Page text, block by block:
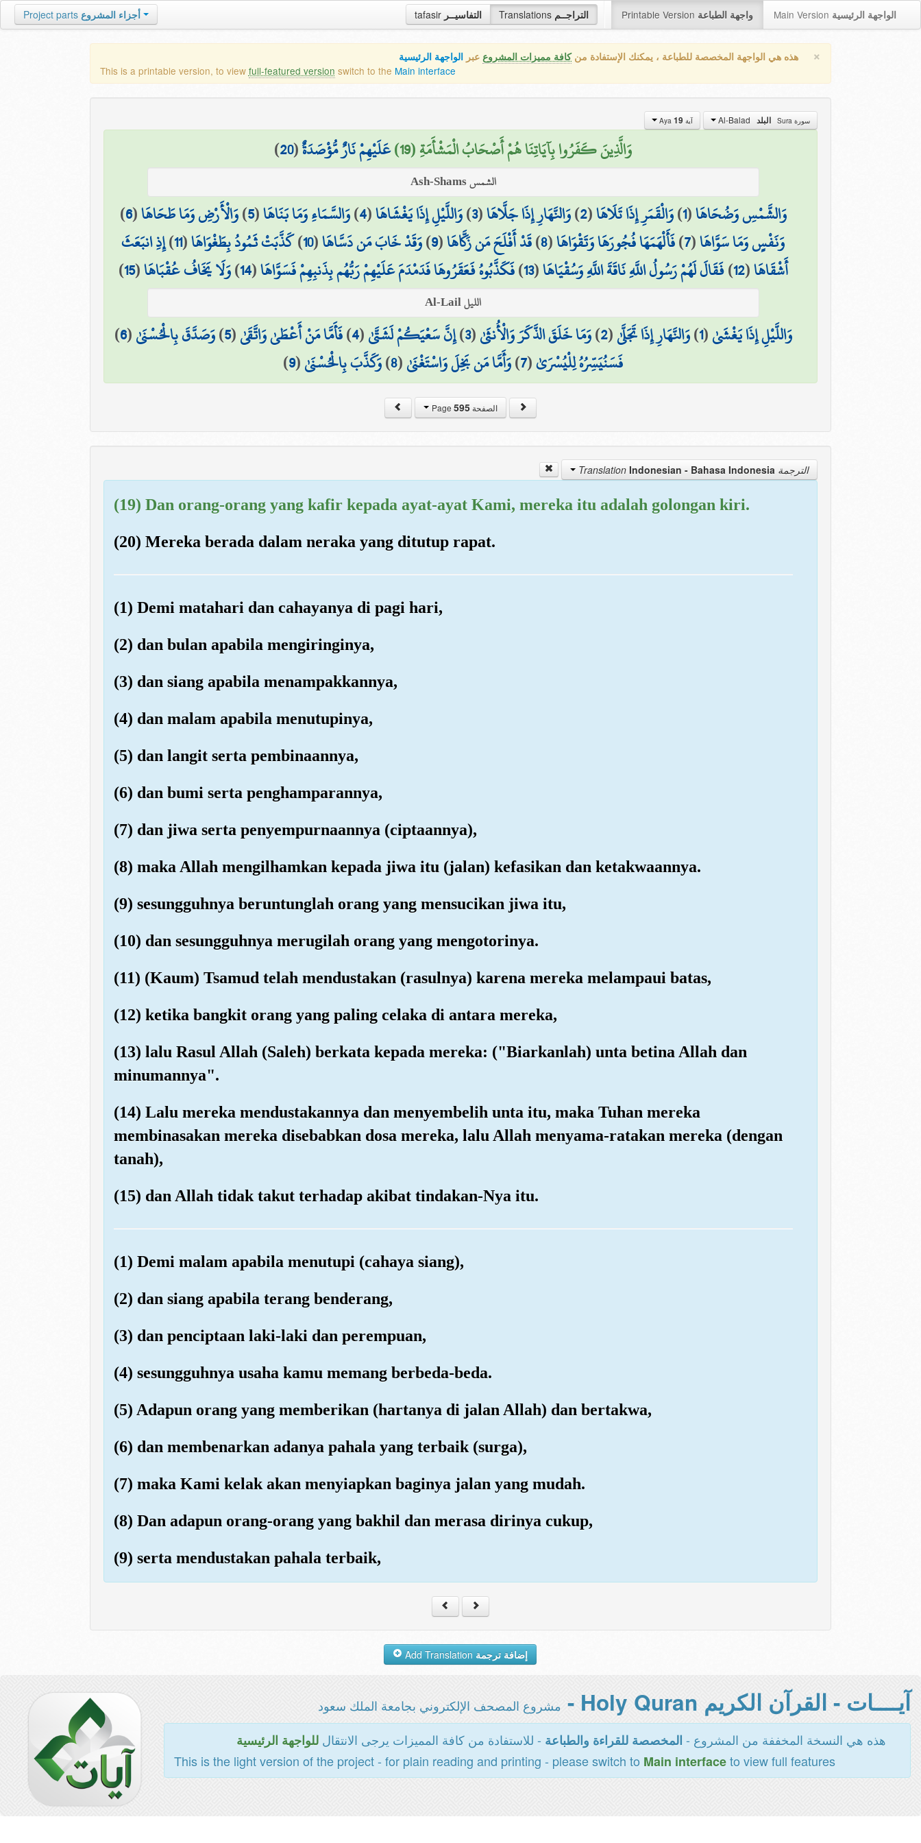
tafasir التفاسيــر Translations التراجــم Printable Version واجهة الطباعة Main Version الواجهة الرئيسية Project parts أجزاء المشروع
× هذه هي الواجهة المخصصة للطباعة ، يمكنك الإستفادة منكافة مميزات المشروع عبر الواجهة الرئيسية
This is a printable version, to view full-featured version switch to the Main interface
سورة Sura البلد آية Aya 19
وَالَّذِينَ كَفَرُوا بِآيَاتِنَا هُمْ أَصْحَابُ الْمَشْأَمَةِ (19) عَلَيْهِمْ نَارٌ مُّؤْصَدَةٌ(
20
)
الشمس Ash-Shams
وَالشَّمْسِ وَضُحَاهَا(
1
)وَالْقَمَرِ إِذَا تَلَاهَا(
2
)وَالنَّهَارِ إِذَا جَلَّاهَا(
3
)وَاللَّيْلِ إِذَا يَغْشَاهَا(
4
)وَالسَّمَاءِ وَمَا بَنَاهَا(
5
)وَالْأَرْضِ وَمَا طَحَاهَا(
6
)
وَنَفْسٍ وَمَا سَوَّاهَا(
7
)فَأَلْهَمَهَا فُجُورَهَا وَتَقْوَاهَا(
8
)قَدْ أَفْلَحَ مَن زَكَّاهَا(
9
)وَقَدْ خَابَ مَن دَسَّاهَا(
10
)كَذَّبَتْ ثَمُودُ بِطَغْوَاهَا(
11
)إِذِ انبَعَثَ
أَشْقَاهَا(
12
)فَقَالَ لَهُمْ رَسُولُ اللَّهِ نَاقَةَ اللَّهِ وَسُقْيَاهَا(
13
)فَكَذَّبُوهُ فَعَقَرُوهَا فَدَمْدَمَ عَلَيْهِمْ رَبُّهُم بِذَنبِهِمْ فَسَوَّاهَا(
14
)وَلَا يَخَافُ عُقْبَاهَا(
15
)
الليل Al-Lail
وَاللَّيْلِ إِذَا يَغْشَىٰ(
1
)وَالنَّهَارِ إِذَا تَجَلَّىٰ(
2
)وَمَا خَلَقَ الذَّكَرَ وَالْأُنثَىٰ(
3
)إِنَّ سَعْيَكُمْ لَشَتَّىٰ(
4
)فَأَمَّا مَنْ أَعْطَىٰ وَاتَّقَىٰ(
5
)وَصَدَّقَ بِالْحُسْنَىٰ(
6
)
فَسَنُيَسِّرُهُ لِلْيُسْرَىٰ(
7
)وَأَمَّا مَن بَخِلَ وَاسْتَغْنَىٰ(
8
)وَكَذَّبَ بِالْحُسْنَىٰ(
9
)
الصفحة Page595
الترجمة Translation Indonesian - Bahasa Indonesia
(19) Dan orang-orang yang kafir kepada ayat-ayat Kami, mereka itu adalah golongan kiri.
(20) Mereka berada dalam neraka yang ditutup rapat.
(1) Demi matahari dan cahayanya di pagi hari,
(2) dan bulan apabila mengiringinya,
(3) dan siang apabila menampakkannya,
(4) dan malam apabila menutupinya,
(5) dan langit serta pembinaannya,
(6) dan bumi serta penghamparannya,
(7) dan jiwa serta penyempurnaannya (ciptaannya),
(8) maka Allah mengilhamkan kepada jiwa itu (jalan) kefasikan dan ketakwaannya.
(9) sesungguhnya beruntunglah orang yang mensucikan jiwa itu,
(10) dan sesungguhnya merugilah orang yang mengotorinya.
(11) (Kaum) Tsamud telah mendustakan (rasulnya) karena mereka melampaui batas,
(12) ketika bangkit orang yang paling celaka di antara mereka,
(13) lalu Rasul Allah (Saleh) berkata kepada mereka: ("Biarkanlah) unta betina Allah dan
minumannya".
(14) Lalu mereka mendustakannya dan menyembelih unta itu, maka Tuhan mereka
membinasakan mereka disebabkan dosa mereka, lalu Allah menyama-ratakan mereka (dengan
tanah),
(15) dan Allah tidak takut terhadap akibat tindakan-Nya itu.
(1) Demi malam apabila menutupi (cahaya siang),
(2) dan siang apabila terang benderang,
(3) dan penciptaan laki-laki dan perempuan,
(4) sesungguhnya usaha kamu memang berbeda-beda.
(5) Adapun orang yang memberikan (hartanya di jalan Allah) dan bertakwa,
(6) dan membenarkan adanya pahala yang terbaik (surga),
(7) maka Kami kelak akan menyiapkan baginya jalan yang mudah.
(8) Dan adapun orang-orang yang bakhil dan merasa dirinya cukup,
(9) serta mendustakan pahala terbaik,
إضافة ترجمة
آيــــات - القرآن الكريم Holy Quran - مشروع المصحف الإلكتروني بجامعة الملك سعود
هذه هي النسخة المخففة من المشروع - المخصصة للقراءة والطباعة - للاستفادة من كافة المميزات يرجى الانتقالللواجهة الرئيسية
This is the light version of the project - for plain reading and printing - please switch to Main interfaceto view full features